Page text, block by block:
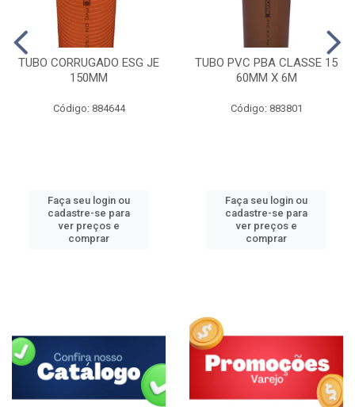
TUBO CORRUGADO ESG JE
150MM
Código: 884644
Faça seu login ou
cadastre-se para
ver preços e
comprar
TUBO PVC PBA CLASSE 15
60MM X 6M
Código: 883801
Faça seu login ou
cadastre-se para
ver preços e
comprar